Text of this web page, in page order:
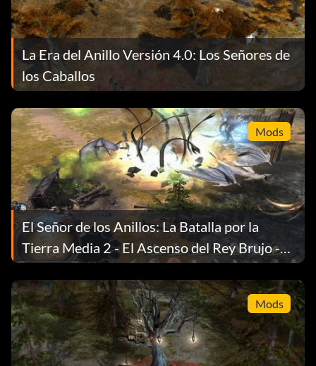
La Era del Anillo Versión 4.0: Los Señores de
los Caballos
Mods
El Señor de los Anillos: La Batalla por la
Tierra Media 2 - El Ascenso del Rey Brujo -
Arcade Edition Mod
Mods